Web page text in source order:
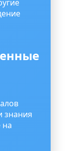
знания
на